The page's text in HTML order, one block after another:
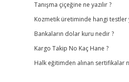
Tanışma çiçeğine ne yazılır ?
Kozmetik üretiminde hangi testler
Bankaların dolar kuru nedir ?
Kargo Takip No Kaç Hane ?
Halk eğitimden alınan sertifikalar